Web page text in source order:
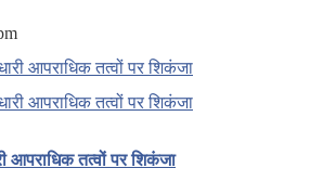
तत्वों पर शिकंजा